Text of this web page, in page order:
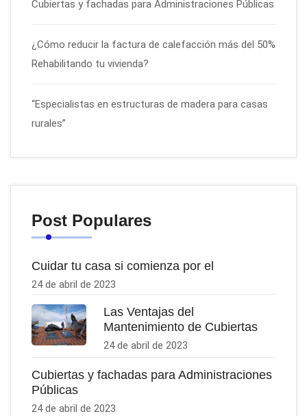
Cubiertas y fachadas para Administraciones Públicas
¿Cómo reducir la factura de calefacción más del 50%
Rehabilitando tu vivienda?
“Especialistas en estructuras de madera para casas
rurales”
Post Populares
Cuidar tu casa si comienza por el
24 de abril de 2023
Las Ventajas del
Mantenimiento de Cubiertas
24 de abril de 2023
Cubiertas y fachadas para Administraciones
Públicas
24 de abril de 2023